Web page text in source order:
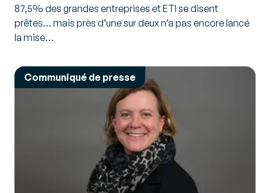
87,5% des grandes entreprises et ETI se disent
prêtes… mais près d’une sur deux n’a pas encore lancé
la mise…
Communiqué de presse